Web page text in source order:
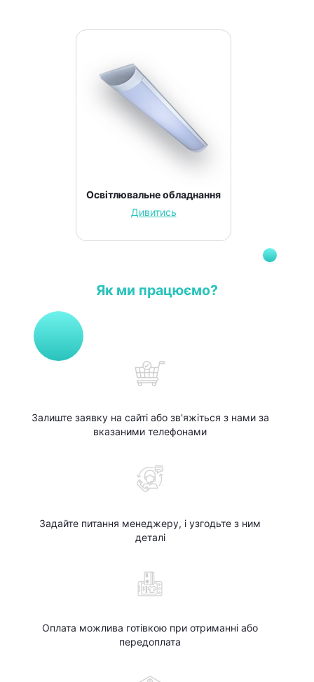
Освітлювальне обладнання
Дивитись
Як ми працюємо?
Залиште заявку на сайті або зв'яжіться з нами за
вказаними телефонами
Задайте питання менеджеру, і узгодьте з ним
деталі
Оплата можлива готівкою при отриманні або
передоплата